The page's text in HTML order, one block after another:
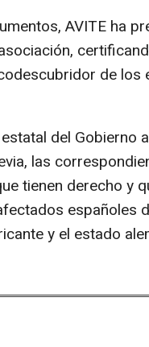
AVITE ha
de los
del Gobierno
las
tienen derecho y
españoles
y el estado